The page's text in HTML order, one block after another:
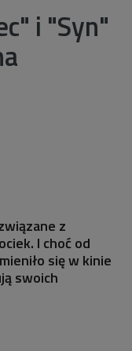
i "Syn"
z
I choć od
się w kinie
swoich